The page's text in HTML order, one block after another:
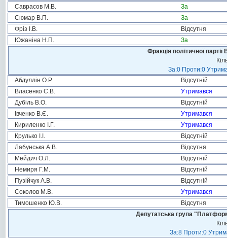
Саврасов М.В.
За
Сюмар В.П.
За
Фріз І.В.
Відсутня
Южаніна Н.П.
За
Фракція політичної
За:0 Проти:0
Абдуллін О.Р.
Відсутній
Власенко С.В.
Утримався
Дубіль В.О.
Відсутній
Івченко В.Є.
Утримався
Кириленко І.Г.
Утримався
Крулько І.І.
Відсутній
Лабунська А.В.
Відсутня
Мейдич О.Л.
Відсутній
Немиря Г.М.
Відсутній
Пузійчук А.В.
Відсутній
Соколов М.В.
Утримався
Тимошенко Ю.В.
Відсутня
Депутатська група
За:8 Проти:0